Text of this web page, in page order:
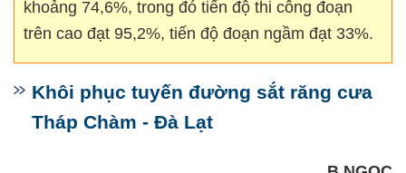
khoảng 74,6%, trong đó tiến độ thi công đoạn
trên cao đạt 95,2%, tiến độ đoạn ngầm đạt 33%.
Khôi phục tuyến đường sắt răng cưa
Tháp Chàm - Đà Lạt